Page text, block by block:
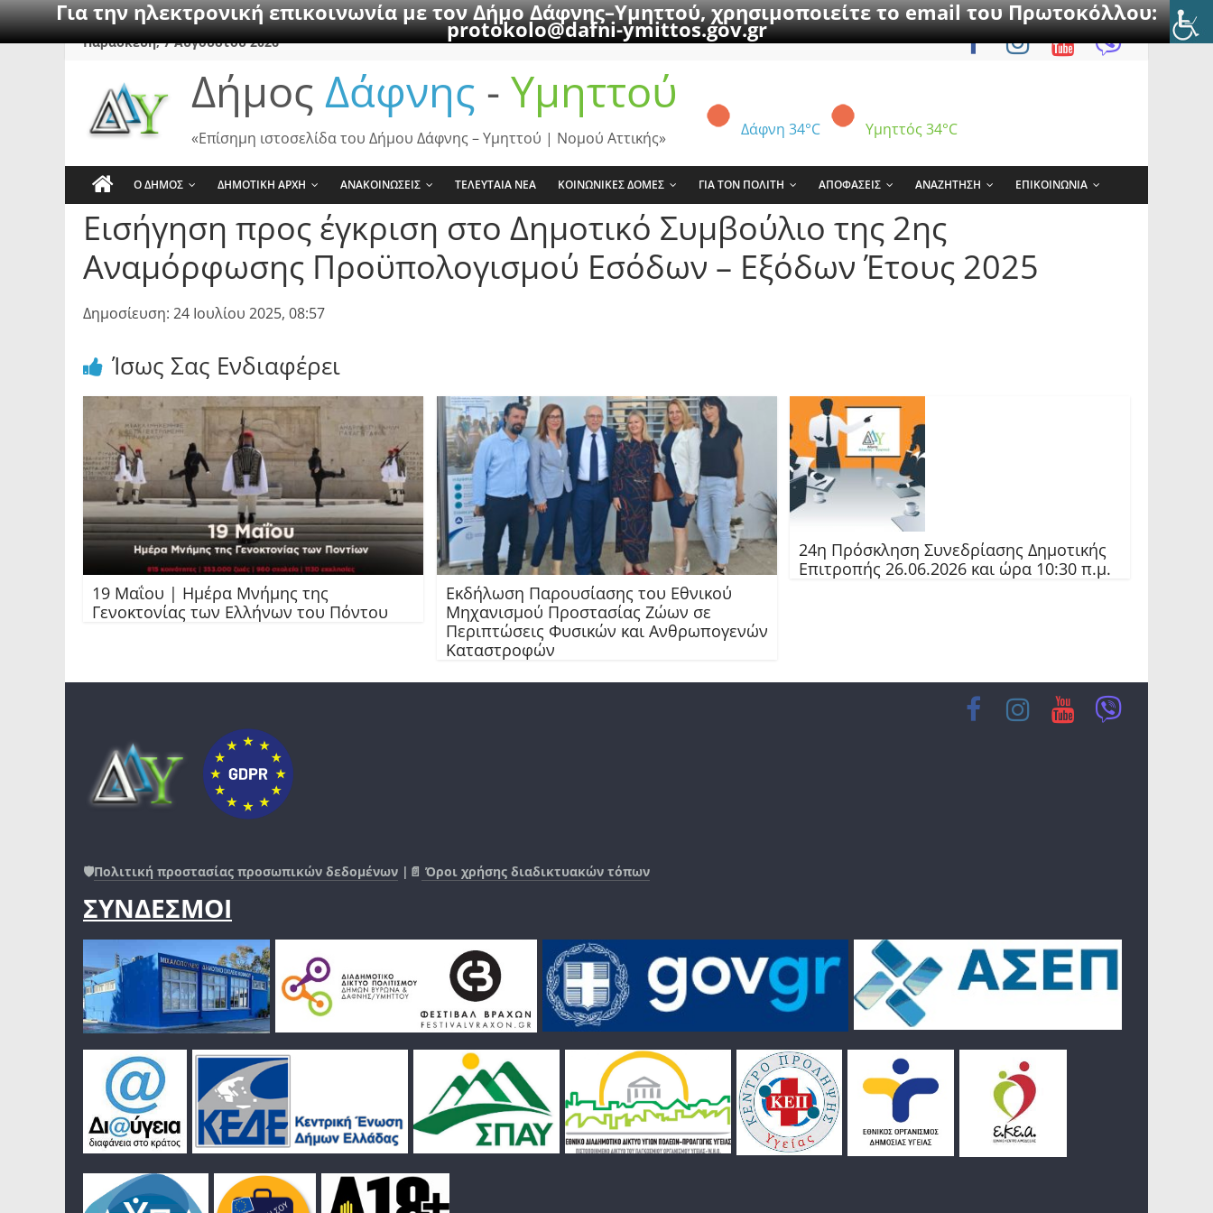
Για την ηλεκτρονική επικοινωνία με τον Δήμο Δάφνης–Υμηττού, χρησιμοποιείτε το email του Πρωτοκόλλου:
protokolo@dafni-ymittos.gov.gr
SkipΠαρασκευή, 7 Αυγούστου 2026
Δήμος Δάφνης - Υμηττού
Δάφνη 34°C Υμηττός 34°C
«Επίσημη ιστοσελίδα του Δήμου Δάφνης – Υμηττού | Νομού Αττικής»
Ο ΔΗΜΟΣ ΔΗΜΟΤΙΚΗ ΑΡΧΗ ΑΝΑΚΟΙΝΩΣΕΙΣ ΤΕΛΕΥΤΑΙΑ ΝΕΑ ΚΟΙΝΩΝΙΚΕΣ ΔΟΜΕΣ ΓΙΑ ΤΟΝ ΠΟΛΙΤΗ ΑΠΟΦΑΣΕΙΣ ΑΝΑΖΗΤΗΣΗ ΕΠΙΚΟΙΝΩΝΙΑ
Εισήγηση προς έγκριση στο Δημοτικό Συμβούλιο της 2ης
Αναμόρφωσης Προϋπολογισμού Εσόδων – Εξόδων Έτους 2025
Δημοσίευση: 24 Ιουλίου 2025, 08:57
Ίσως Σας Ενδιαφέρει
19 Μαΐου | Ημέρα Μνήμης της
Γενοκτονίας των Ελλήνων του Πόντου
Εκδήλωση Παρουσίασης του Εθνικού
Μηχανισμού Προστασίας Ζώων σε
Περιπτώσεις Φυσικών και Ανθρωπογενών
Καταστροφών
24η Πρόσκληση Συνεδρίασης Δημοτικής
Επιτροπής 26.06.2026 και ώρα 10:30 π.μ.
🛡️Πολιτική προστασίας προσωπικών δεδομένων |📄 Όροι χρήσης διαδικτυακών τόπων
ΣΥΝΔΕΣΜΟΙ